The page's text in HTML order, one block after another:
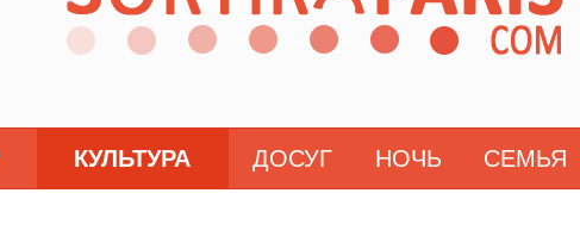
КУЛЬТУРА ДОСУГ НОЧЬ СЕМЬЯ